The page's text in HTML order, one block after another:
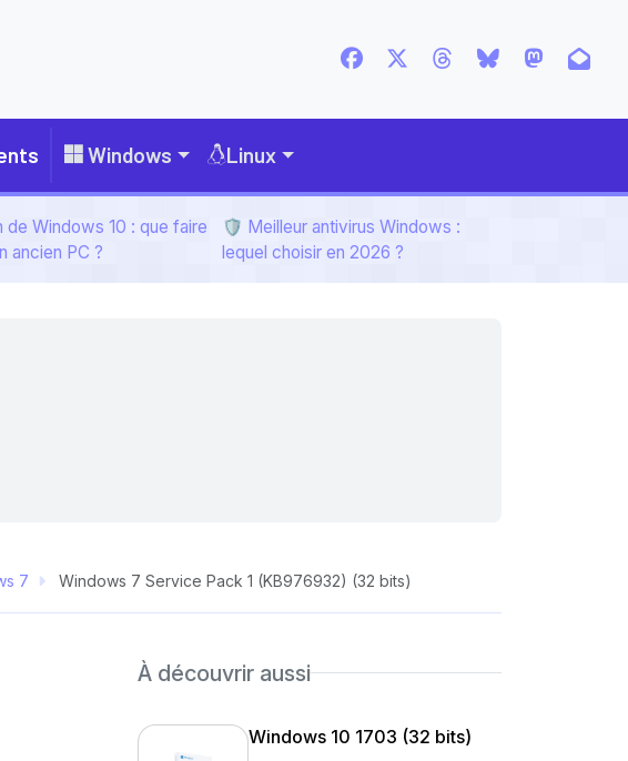
Windows Linux
Windows 10 : que faire
ancien PC ?
🛡️ Meilleur antivirus Windows :
lequel choisir en 2026 ?
7 Windows 7 Service Pack 1 (KB976932) (32 bits)
À découvrir aussi
Windows 10 1703 (32 bits)